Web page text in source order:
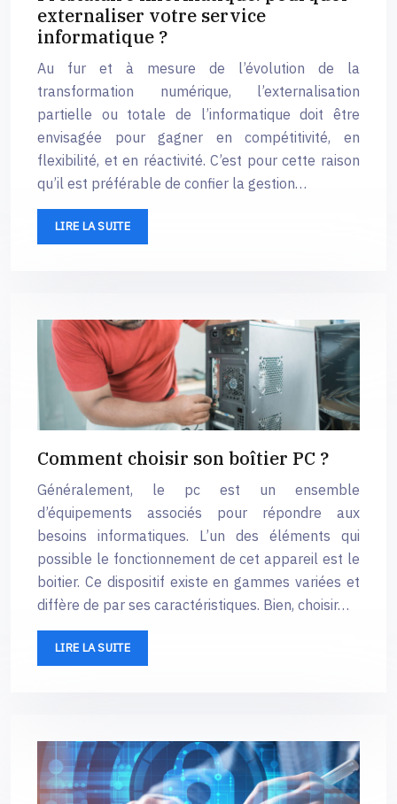
externaliser votre service
informatique ?
Au fur et à mesure de l’évolution de la
transformation numérique, l’externalisation
partielle ou totale de l’informatique doit être
envisagée pour gagner en compétitivité, en
flexibilité, et en réactivité. C’est pour cette raison
qu’il est préférable de confier la gestion…
LIRE LA SUITE
Comment choisir son boîtier PC ?
Généralement, le pc est un ensemble
d’équipements associés pour répondre aux
besoins informatiques. L’un des éléments qui
possible le fonctionnement de cet appareil est le
boitier. Ce dispositif existe en gammes variées et
diffère de par ses caractéristiques. Bien, choisir…
LIRE LA SUITE